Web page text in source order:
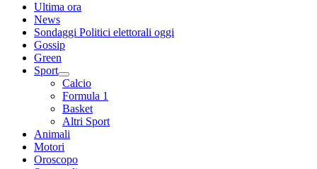
Ultima ora
News
Sondaggi Politici elettorali oggi
Gossip
Green
Sport
Calcio
Formula 1
Basket
Altri Sport
Animali
Motori
Oroscopo